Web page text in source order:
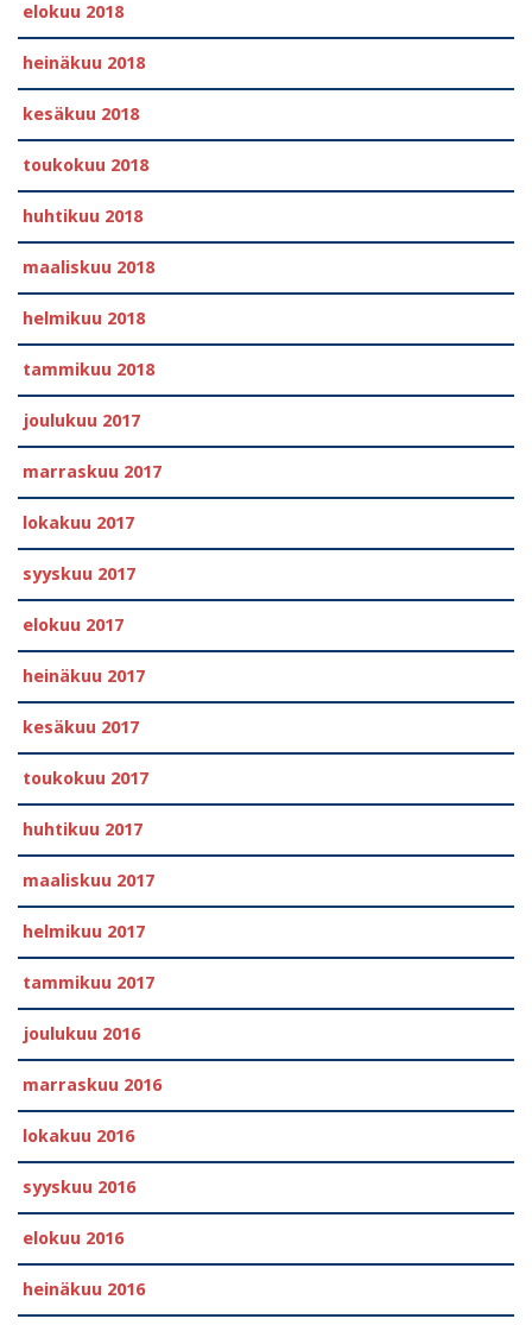
elokuu 2018
heinäkuu 2018
kesäkuu 2018
toukokuu 2018
huhtikuu 2018
maaliskuu 2018
helmikuu 2018
tammikuu 2018
joulukuu 2017
marraskuu 2017
lokakuu 2017
syyskuu 2017
elokuu 2017
heinäkuu 2017
kesäkuu 2017
toukokuu 2017
huhtikuu 2017
maaliskuu 2017
helmikuu 2017
tammikuu 2017
joulukuu 2016
marraskuu 2016
lokakuu 2016
syyskuu 2016
elokuu 2016
heinäkuu 2016